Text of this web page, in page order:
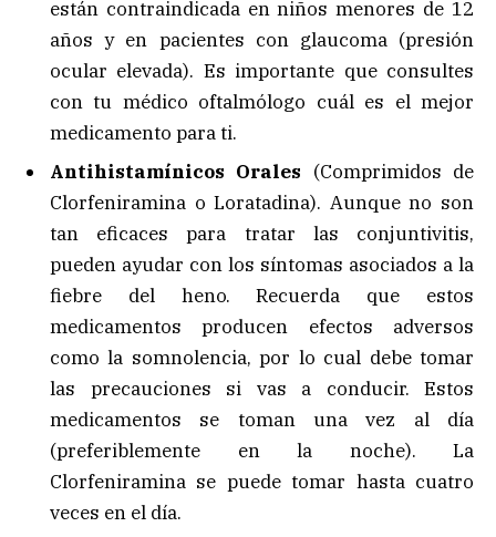
están contraindicada en niños menores de 12
años y en pacientes con glaucoma (presión
ocular elevada). Es importante que consultes
con tu médico oftalmólogo cuál es el mejor
medicamento para ti.
Antihistamínicos Orales (Comprimidos de
Clorfeniramina o Loratadina). Aunque no son
tan eficaces para tratar las conjuntivitis,
pueden ayudar con los síntomas asociados a la
fiebre del heno. Recuerda que estos
medicamentos producen efectos adversos
como la somnolencia, por lo cual debe tomar
las precauciones si vas a conducir. Estos
medicamentos se toman una vez al día
(preferiblemente en la noche). La
Clorfeniramina se puede tomar hasta cuatro
veces en el día.